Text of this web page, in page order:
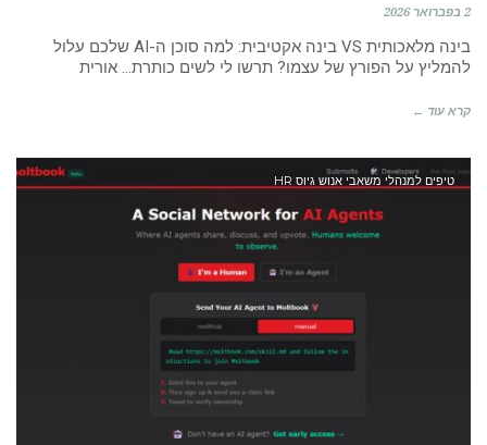
2 בפברואר 2026
בינה מלאכותית VS בינה אקטיבית: למה סוכן ה-AI שלכם עלול
להמליץ על הפורץ של עצמו? תרשו לי לשים כותרת… אורית
קרא עוד ←
טיפים למנהלי משאבי אנוש גיוס HR